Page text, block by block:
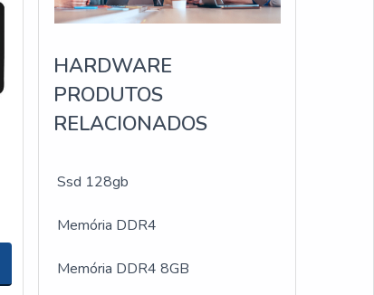
HARDWARE
PRODUTOS
RELACIONADOS
Ssd 128gb
Memória DDR4
Memória DDR4 8GB